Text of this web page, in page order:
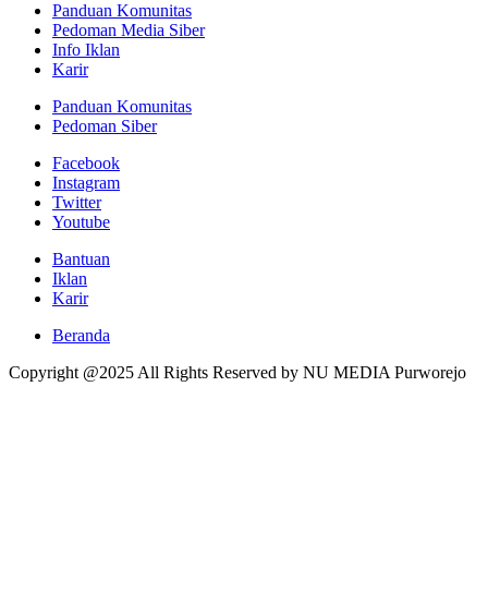
Panduan Komunitas
Pedoman Media Siber
Info Iklan
Karir
Panduan Komunitas
Pedoman Siber
Facebook
Instagram
Twitter
Youtube
Bantuan
Iklan
Karir
Beranda
Copyright @2025 All Rights Reserved by NU MEDIA Purworejo